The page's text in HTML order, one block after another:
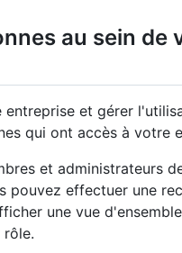
au sein de
et gérer
qui ont accès à votre
et administrateurs
effectuer une
une vue